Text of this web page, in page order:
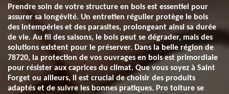
Prendre soin de votre structure en bois est essentiel pour
assurer sa longévité. Un entretien régulier protège le bois
des intempéries et des parasites, prolongeant ainsi sa durée
de vie. Au fil des saisons, le bois peut se dégrader, mais des
solutions existent pour le préserver. Dans la belle région de
78720, la protection de vos ouvrages en bois est primordiale
pour résister aux caprices du climat. Que vous soyez à Saint
Forget ou ailleurs, il est crucial de choisir des produits
adaptés et de suivre les bonnes pratiques. Pro toiture se